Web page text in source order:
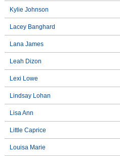
Kylie Johnson
Lacey Banghard
Lana James
Leah Dizon
Lexi Lowe
Lindsay Lohan
Lisa Ann
Little Caprice
Louisa Marie